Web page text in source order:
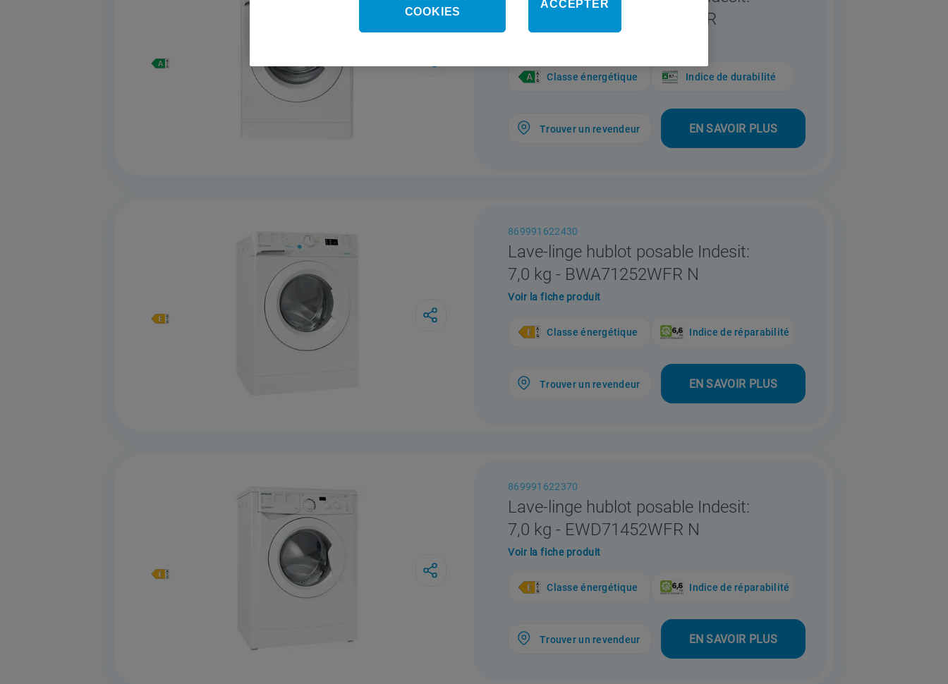
9,0 kg - BWE 91496X WV FR
Classe énergétique
Trouver un revendeur
Indice de durabilité
EN SAVOIR PLUS
869991622430
Lave-linge hublot posable Indesit:
7,0 kg - BWA71252WFR N
Voir la fiche produit
Classe énergétique
Trouver un revendeur
Indice de réparabilité
EN SAVOIR PLUS
869991622370
Lave-linge hublot posable Indesit:
7,0 kg - EWD71452WFR N
Voir la fiche produit
Classe énergétique
Trouver un revendeur
Indice de réparabilité
EN SAVOIR PLUS
COOKIES
ACCEPTER